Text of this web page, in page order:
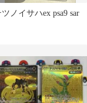
ツノイサハex psa9 sar